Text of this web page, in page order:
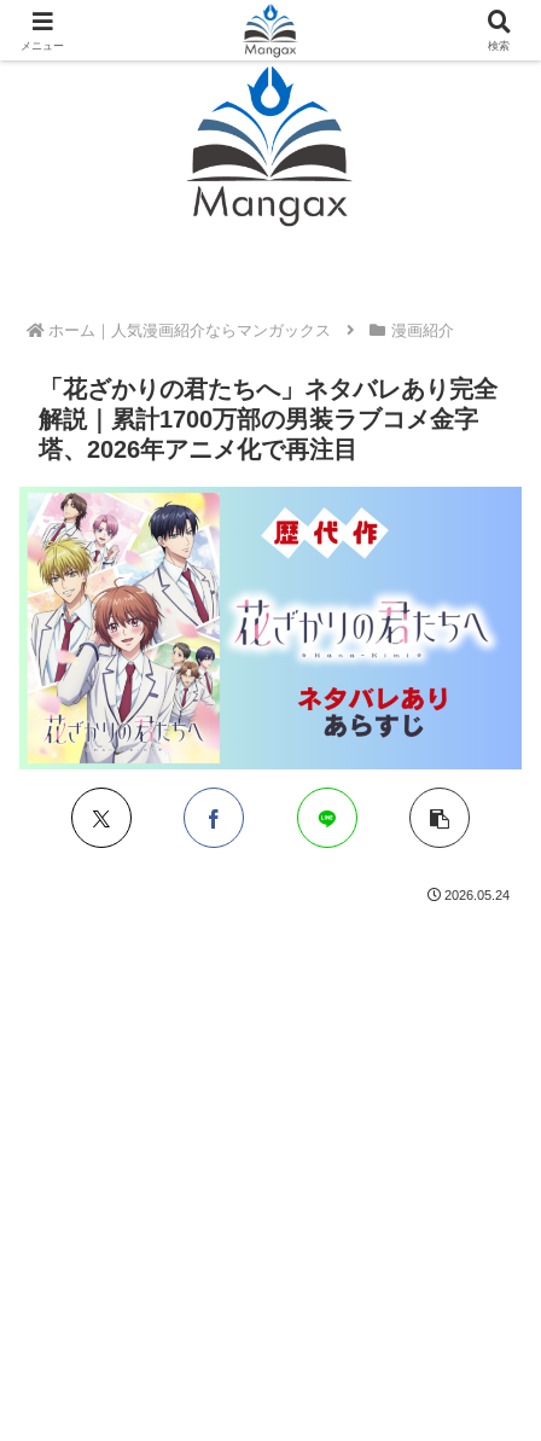
人気おすすめ漫画紹介ならMangax（マンガックス）
ホーム 漫画紹介
「花ざかりの君たちへ」ネタバレあり完全
解説｜累計1700万部の男装ラブコメ金字
塔、2026年アニメ化で再注目
2026.05.24
メニュー 検索